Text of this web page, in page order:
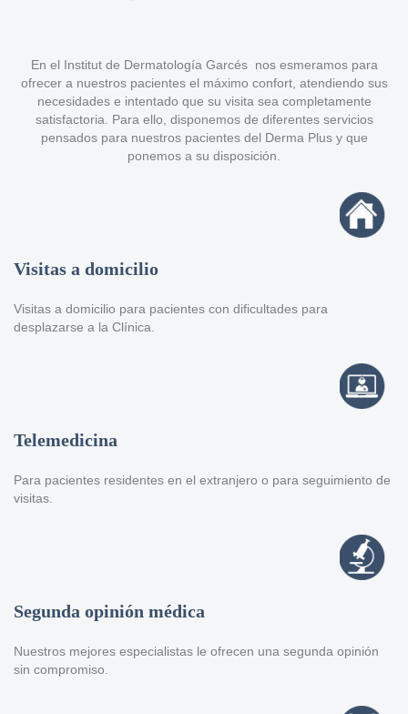
En el Institut de Dermatología Garcés nos esmeramos para
ofrecer a nuestros pacientes el máximo confort, atendiendo sus
necesidades e intentado que su visita sea completamente
satisfactoria. Para ello, disponemos de diferentes servicios
pensados para nuestros pacientes del Derma Plus y que
ponemos a su disposición.
Visitas a domicilio
Visitas a domicilio para pacientes con dificultades para
desplazarse a la Clínica.
Telemedicina
Para pacientes residentes en el extranjero o para seguimiento de
visitas.
Segunda opinión médica
Nuestros mejores especialistas le ofrecen una segunda opinión
sin compromiso.